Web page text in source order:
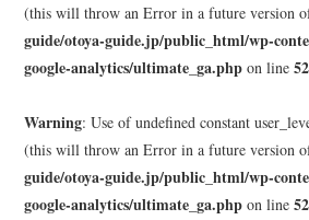
(this will throw an Error in a future version
guide/otoya-guide.jp/public_html/wp-
google-analytics/ultimate_ga.php on line
Warning: Use of undefined constant
(this will throw an Error in a future version
guide/otoya-guide.jp/public_html/wp-
google-analytics/ultimate_ga.php on line